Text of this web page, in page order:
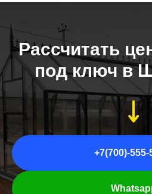
Рассчитать
под ключ в
+7(700)-555-